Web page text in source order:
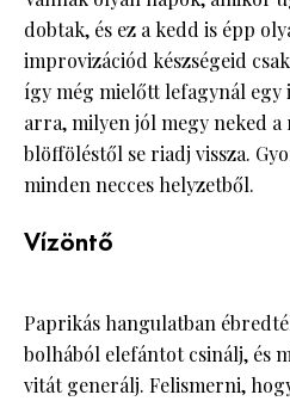
dobtak, és ez a kedd is épp
improvizációd készségeid
így még mielőtt lefagynál
arra, milyen jól megy neked a
blöfföléstől se riadj vissza.
minden necces helyzetből.
Vízöntő
Paprikás hangulatban
bolhából elefántot csinálj, és
vitát generálj. Felismerni,